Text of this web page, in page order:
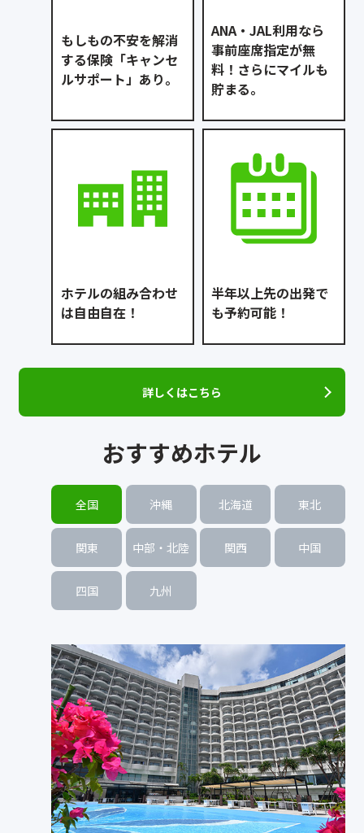
もしもの不安を解消
する保険「キャンセ
ルサポート」あり。
ANA・JAL利用なら
事前座席指定が無
料！さらにマイルも
貯まる。
ホテルの組み合わせ
は自由自在！
半年以上先の出発で
も予約可能！
詳しくはこちら
おすすめホテル
全国 沖縄 北海道 東北
関東 中部・北陸 関西 中国
四国 九州